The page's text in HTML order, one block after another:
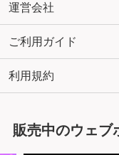
運営会社
ご利用ガイド
利用規約
販売中のウェブ